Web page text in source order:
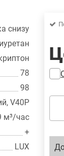
снизу
78
98
V40P
м³/час
+
LUX